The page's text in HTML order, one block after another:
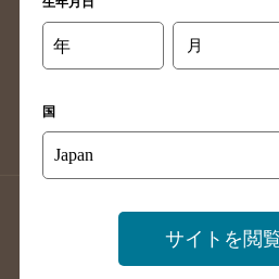
長崎県のバー検索
大分県のバー検索
熊
沖縄県のバ
店舗登録方法のご案内
店舗
掲載店舗様ロ
年 月
国
サイトを閲